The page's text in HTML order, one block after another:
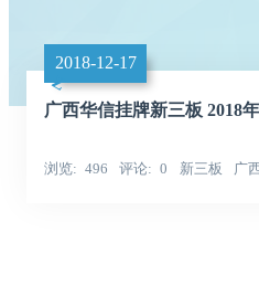
2018-12-17
广西华信挂牌新三板 2018
浏览 496 评论 0 新三板 广